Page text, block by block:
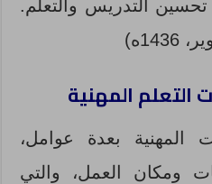
تحسين التدريس والتعلم.
المهنية
المهنية بعدة عوامل،
ومكان العمل، والتي